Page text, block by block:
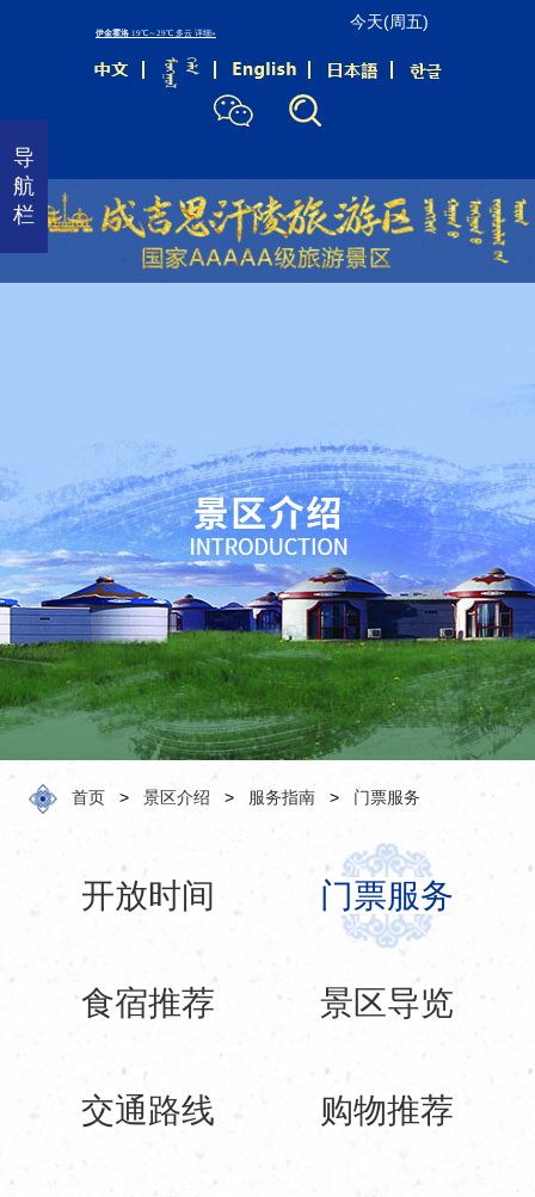
今天(周五)
导
航
栏
景
区
介
绍
陵
文
化
预
订
服
务
关
于
首页 > 景区介绍 > 服务指南 > 门票服务
开放时间 门票服务
食宿推荐 景区导览
交通路线 购物推荐